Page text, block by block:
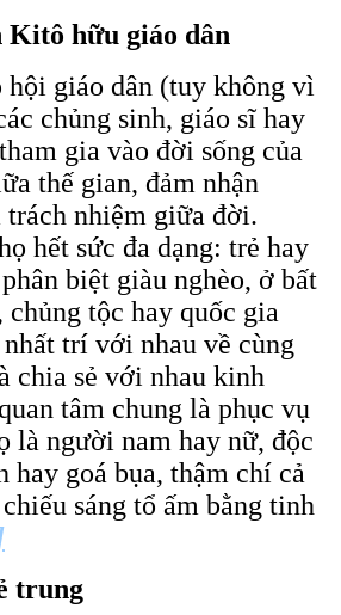
hữu giáo dân
giáo dân (tuy không vì
chủng sinh, giáo sĩ hay
gia vào đời sống của
thế gian, đảm nhận
trách nhiệm giữa đời.
hết sức đa dạng: trẻ hay
biệt giàu nghèo, ở bất
tộc hay quốc gia
trí với nhau về cùng
chia sẻ với nhau kinh
tâm chung là phục vụ
là người nam hay nữ, độc
hay goá bụa, thậm chí cả
sáng tổ ấm bằng tinh
trung